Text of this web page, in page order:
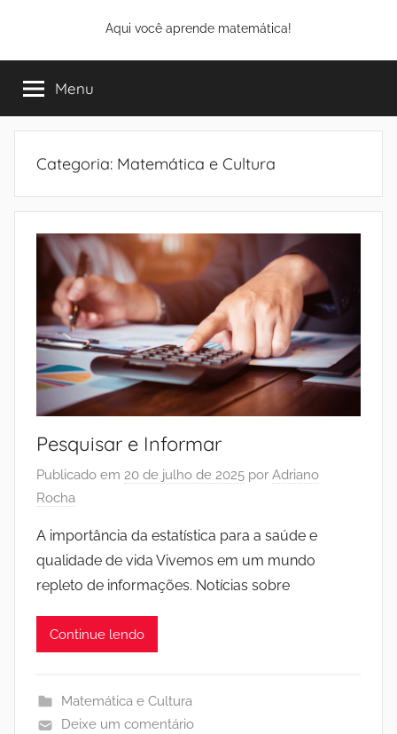
o
conteúdo
Aqui você aprende matemática!
Menu
Categoria: Matemática e Cultura
Pesquisar e Informar
Publicado em 20 de julho de 2025 por Adriano
Rocha
A importância da estatística para a saúde e
qualidade de vida Vivemos em um mundo
repleto de informações. Notícias sobre
Continue lendo
Matemática e Cultura
Deixe um comentário